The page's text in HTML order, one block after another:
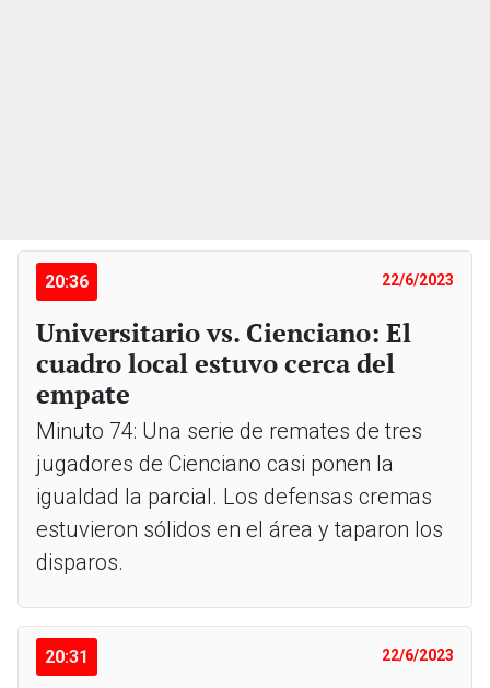
20:36 22/6/2023
Universitario vs. Cienciano: El
cuadro local estuvo cerca del
empate
Minuto 74: Una serie de remates de tres
jugadores de Cienciano casi ponen la
igualdad la parcial. Los defensas cremas
estuvieron sólidos en el área y taparon los
disparos.
20:31 22/6/2023